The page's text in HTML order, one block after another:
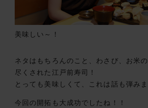
美味しい～！
ネタはもちろんのこと、わさび、お米
尽くされた江戸前寿司！
とっても美味しくて、これは話も弾み
今回の開拓も大成功でしたね！！